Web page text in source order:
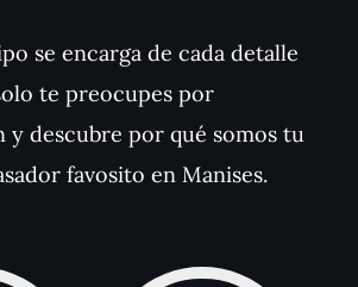
se encarga de cada detalle
te preocupes por
y descubre por qué somos tu
favosito en Manises.